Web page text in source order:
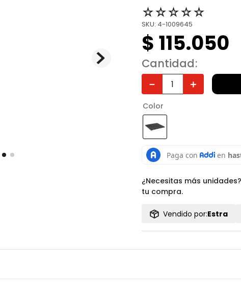
☆☆☆☆☆
SKU: 4-1009645
$ 115.050
Cantidad
＋
－
Color
¿Necesitas más
tu compra.
Vendido por:Estra